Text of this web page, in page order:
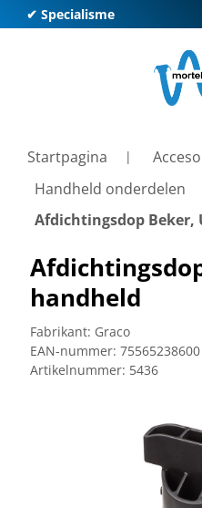
✔ Specialisme
Startpagina
Handheld onderdelen
Afdichtingsdop Beker,
handheld
Fabrikant: Graco
EAN-nummer: 75565238600
Artikelnummer: 5436